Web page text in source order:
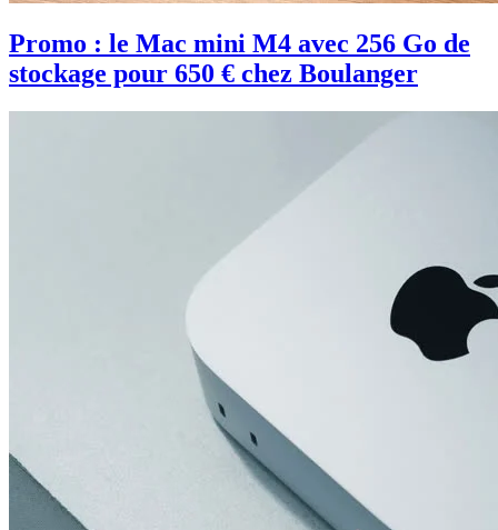
Promo : le Mac mini M4 avec 256 Go de
stockage pour 650 € chez Boulanger